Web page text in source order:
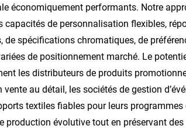
économiquement performants. Notre
capacités de personnalisation flexibles,
de spécifications chromatiques, de
de positionnement marché. Le
les distributeurs de produits
au détail, les sociétés de gestion
textiles fiables pour leurs
production évolutive tout en préservant